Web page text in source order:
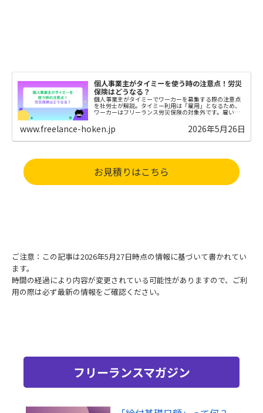
個人事業主がタイミーを使う時の注意点！労災
保険はどうなる？
個人事業主がタイミーでワーカーを募集する際の注意点
を社労士が解説。タイミー利用は「雇用」となるため、
ワーカーはフリーランス労災保険の対象外です。雇い主
めました。
www.freelance-hoken.jp 2026年5月26日
お見積りはこちら
ご注意：この記事は2026年5月27日時点の情報に基づいて書かれてい
ます。
時間の経過により内容が変更されている可能性がありますので、ご利
用の際は必ず最新の情報をご確認ください。
フリーランスマガジン